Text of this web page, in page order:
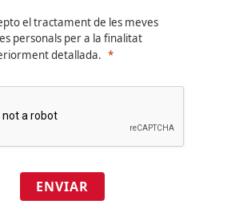
el tractament de les meves
personals per a la finalitat
detallada.
ENVIAR